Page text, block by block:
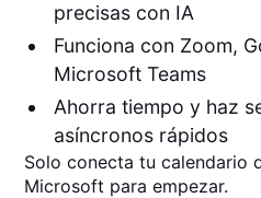
precisas con IA
Funciona con Zoom,
Microsoft Teams
Ahorra tiempo y haz
asíncronos rápidos
Solo conecta tu calendario
Microsoft para empezar.